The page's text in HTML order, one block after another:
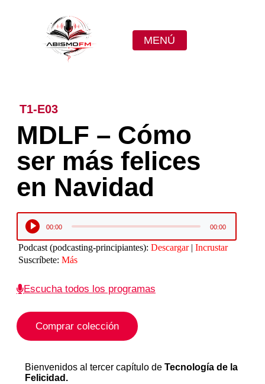
MENÚ
T1-E03
MDLF – Cómo
ser más felices
en Navidad
Reproductor
audio
00:00 00:00
Podcast (podcasting-principiantes): Descargar| Incrustar
Suscríbete: Más
Escucha todos los programas
Comprar colección
Bienvenidos al tercer capítulo de Tecnología de la
Felicidad.